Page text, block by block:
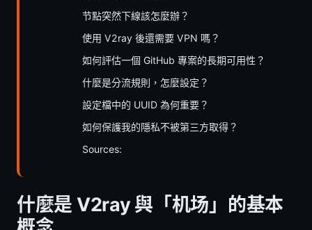
节點突然下線該怎麼辦？
使用 V2ray 後還需要 VPN 嗎？
如何評估一個 GitHub 專案的長期可用性？
什麼是分流規則，怎麼設定？
設定檔中的 UUID 為何重要？
如何保護我的隱私不被第三方取得？
Sources:
什麼是 V2ray 與「机场」的基本